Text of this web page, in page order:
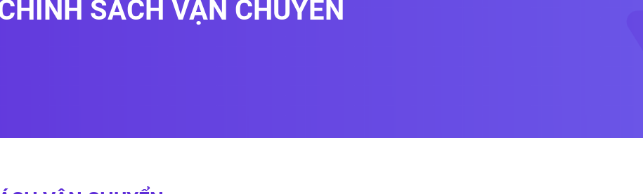
SÁCH VẬN CHUYỂN